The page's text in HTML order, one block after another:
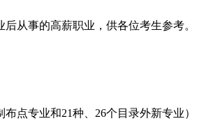
从事的高薪职业，供各位考生参考。
点专业和21种、26个目录外新专业